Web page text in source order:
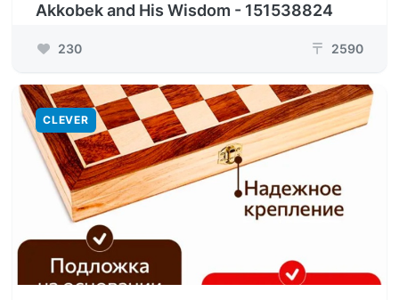
Akkobek and His Wisdom - 151538824
230 ₸ 2590
CLEVER